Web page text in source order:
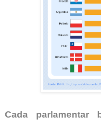
Cada parlamentar